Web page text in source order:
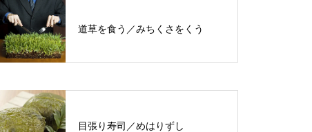
道草を食う／みちくさをくう
目張り寿司／めはりずし